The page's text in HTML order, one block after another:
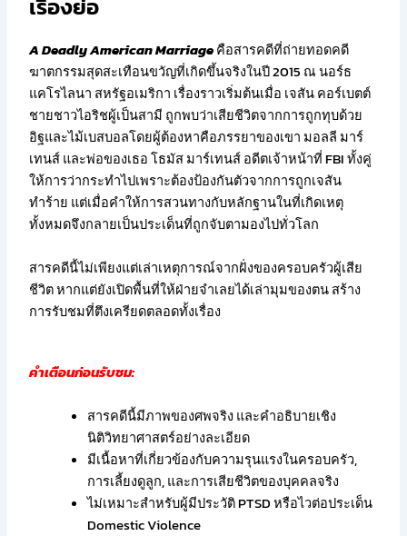
เรื่องย่อ
A Deadly American Marriageคือสารคดีที่ถ่ายทอดคดี
ฆาตกรรมสุดสะเทือนขวัญที่เกิดขึ้นจริงในปี 2015 ณ นอร์ธ
แคโรไลนา สหรัฐอเมริกา เรื่องราวเริ่มต้นเมื่อ เจสัน คอร์เบตต์
ชายชาวไอริชผู้เป็นสามี ถูกพบว่าเสียชีวิตจากการถูกทุบด้วย
อิฐและไม้เบสบอลโดยผู้ต้องหาคือภรรยาของเขา มอลลี มาร์
เทนส์ และพ่อของเธอ โธมัส มาร์เทนส์ อดีตเจ้าหน้าที่ FBI ทั้งคู่
ให้การว่ากระทำไปเพราะต้องป้องกันตัวจากการถูกเจสัน
ทำร้าย แต่เมื่อคำให้การสวนทางกับหลักฐานในที่เกิดเหตุ
ทั้งหมดจึงกลายเป็นประเด็นที่ถูกจับตามองไปทั่วโลก
สารคดีนี้ไม่เพียงแต่เล่าเหตุการณ์จากฝั่งของครอบครัวผู้เสีย
ชีวิต หากแต่ยังเปิดพื้นที่ให้ฝ่ายจำเลยได้เล่ามุมของตน สร้าง
การรับชมที่ตึงเครียดตลอดทั้งเรื่อง
คำเตือนก่อนรับชม:
สารคดีนี้มีภาพของศพจริง และคำอธิบายเชิง
นิติวิทยาศาสตร์อย่างละเอียด
มีเนื้อหาที่เกี่ยวข้องกับความรุนแรงในครอบครัว,
การเลี้ยงดูลูก, และการเสียชีวิตของบุคคลจริง
ไม่เหมาะสำหรับผู้มีประวัติ PTSD หรือไวต่อประเด็น
Domestic Violence